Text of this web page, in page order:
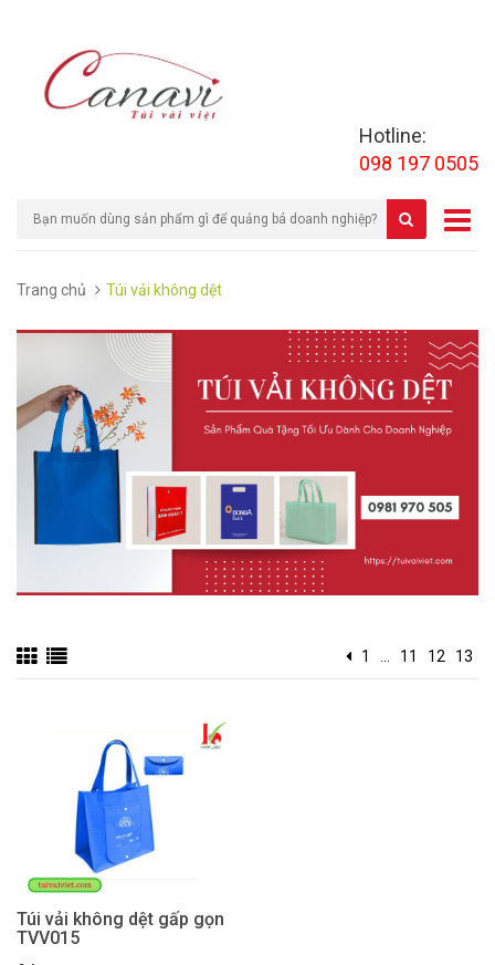
Hotline:
098 197 0505
Trang chủ Túi vải không dệt
1 ... 11 12 13
Túi vải không dệt gấp gọn
TVV015